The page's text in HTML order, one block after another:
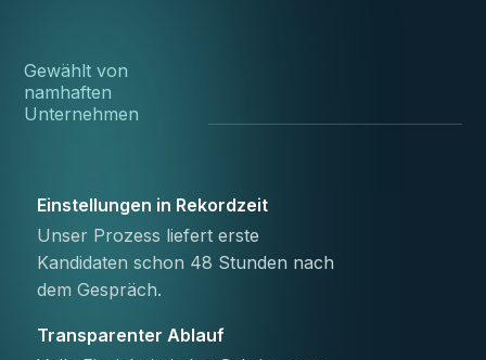
Gewählt von
namhaften
Unternehmen
Einstellungen in Rekordzeit
Unser Prozess liefert erste
Kandidaten schon 48 Stunden nach
dem Gespräch.
Transparenter Ablauf